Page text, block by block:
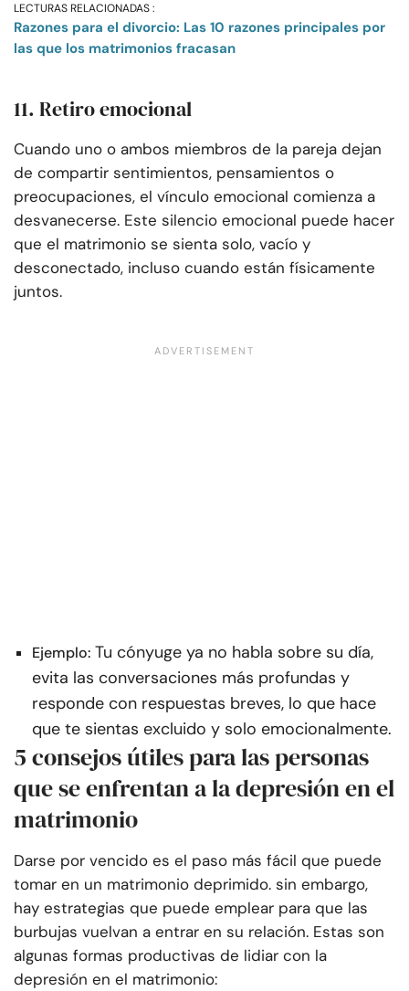
LECTURAS RELACIONADAS :
Razones para el divorcio: Las 10 razones principales por
las que los matrimonios fracasan
11. Retiro emocional
Cuando uno o ambos miembros de la pareja dejan
de compartir sentimientos, pensamientos o
preocupaciones, el vínculo emocional comienza a
desvanecerse. Este silencio emocional puede hacer
que el matrimonio se sienta solo, vacío y
desconectado, incluso cuando están físicamente
juntos.
Ejemplo: Tu cónyuge ya no habla sobre su día,
evita las conversaciones más profundas y
responde con respuestas breves, lo que hace
que te sientas excluido y solo emocionalmente.
5 consejos útiles para las personas
que se enfrentan a la depresión en el
matrimonio
Darse por vencido es el paso más fácil que puede
tomar en un matrimonio deprimido. sin embargo,
hay estrategias que puede emplear para que las
burbujas vuelvan a entrar en su relación. Estas son
algunas formas productivas de lidiar con la
depresión en el matrimonio: